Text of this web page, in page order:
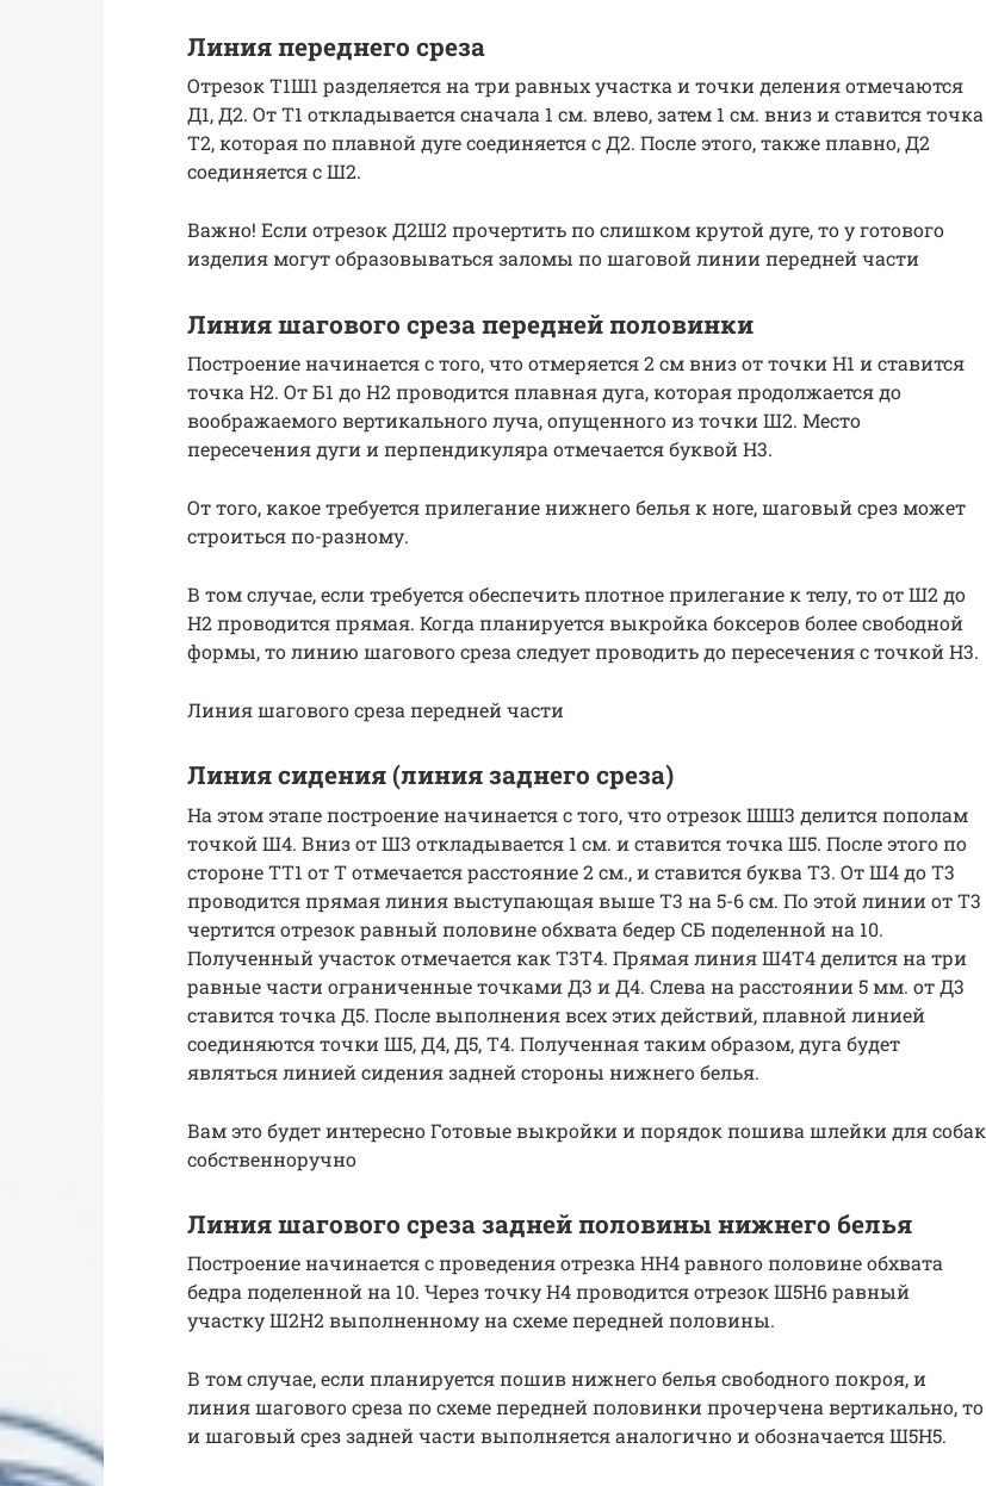
Линия переднего среза
Отрезок Т1Ш1 разделяется на три равных участка и точки деления отмечаются
Д1, Д2. От Т1 откладывается сначала 1 см. влево, затем 1 см. вниз и ставится точка
Т2, которая по плавной дуге соединяется с Д2. После этого, также плавно, Д2
соединяется с Ш2.
Важно! Если отрезок Д2Ш2 прочертить по слишком крутой дуге, то у готового
изделия могут образовываться заломы по шаговой линии передней части
Линия шагового среза передней половинки
Построение начинается с того, что отмеряется 2 см вниз от точки Н1 и ставится
точка Н2. От Б1 до Н2 проводится плавная дуга, которая продолжается до
воображаемого вертикального луча, опущенного из точки Ш2. Место
пересечения дуги и перпендикуляра отмечается буквой Н3.
От того, какое требуется прилегание нижнего белья к ноге, шаговый срез может
строиться по-разному.
В том случае, если требуется обеспечить плотное прилегание к телу, то от Ш2 до
Н2 проводится прямая. Когда планируется выкройка боксеров более свободной
формы, то линию шагового среза следует проводить до пересечения с точкой Н3.
Линия шагового среза передней части
Линия сидения (линия заднего среза)
На этом этапе построение начинается с того, что отрезок ШШ3 делится пополам
точкой Ш4. Вниз от Ш3 откладывается 1 см. и ставится точка Ш5. После этого по
стороне ТТ1 от Т отмечается расстояние 2 см., и ставится буква Т3. От Ш4 до Т3
проводится прямая линия выступающая выше Т3 на 5-6 см. По этой линии от Т3
чертится отрезок равный половине обхвата бедер СБ поделенной на 10.
Полученный участок отмечается как Т3Т4. Прямая линия Ш4Т4 делится на три
равные части ограниченные точками Д3 и Д4. Слева на расстоянии 5 мм. от Д3
ставится точка Д5. После выполнения всех этих действий, плавной линией
соединяются точки Ш5, Д4, Д5, Т4. Полученная таким образом, дуга будет
являться линией сидения задней стороны нижнего белья.
Вам это будет интересно Готовые выкройки и порядок пошива шлейки для собак
собственноручно
Линия шагового среза задней половины нижнего белья
Построение начинается с проведения отрезка НН4 равного половине обхвата
бедра поделенной на 10. Через точку Н4 проводится отрезок Ш5Н6 равный
участку Ш2Н2 выполненному на схеме передней половины.
В том случае, если планируется пошив нижнего белья свободного покроя, и
линия шагового среза по схеме передней половинки прочерчена вертикально, то
и шаговый срез задней части выполняется аналогично и обозначается Ш5Н5.